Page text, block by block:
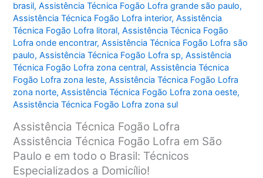
brasil,Assistência Técnica Fogão Lofra grande são paulo,
Assistência Técnica Fogão Lofra interior,Assistência
Técnica Fogão Lofra litoral,Assistência Técnica Fogão
Lofra onde encontrar,Assistência Técnica Fogão Lofra são
paulo,Assistência Técnica Fogão Lofra sp,Assistência
Técnica Fogão Lofra zona central,Assistência Técnica
Fogão Lofra zona leste,Assistência Técnica Fogão Lofra
zona norte,Assistência Técnica Fogão Lofra zona oeste,
Assistência Técnica Fogão Lofra zona sul
Assistência Técnica Fogão Lofra
Assistência Técnica Fogão Lofra em São
Paulo e em todo o Brasil: Técnicos
Especializados a Domicílio!